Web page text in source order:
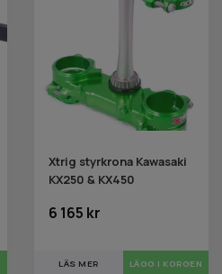
Xtrig styrkrona Kawasaki
KX250 & KX450
6 165 kr
LÄS MER